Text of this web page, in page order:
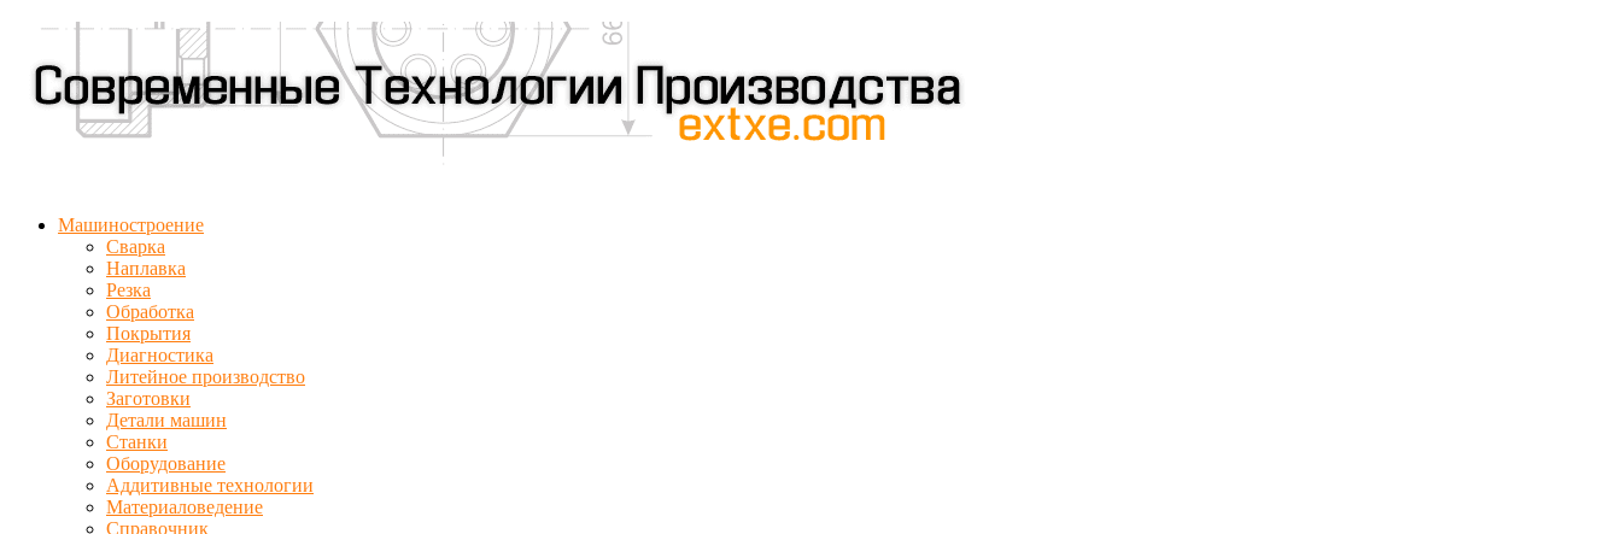
Машиностроение
Сварка
Наплавка
Резка
Обработка
Покрытия
Диагностика
Литейное производство
Заготовки
Детали машин
Станки
Оборудование
Аддитивные технологии
Материаловедение
Справочник